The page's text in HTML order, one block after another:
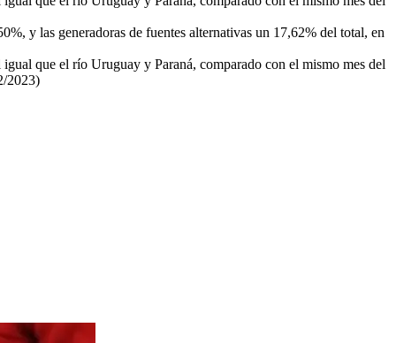
y las generadoras de fuentes alternativas un 17,62% del total, en
que el río Uruguay y Paraná, comparado con el mismo mes del
2023)